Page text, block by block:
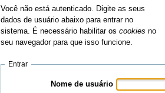
Você não está autenticado. Digite as seus
dados de usuário abaixo para entrar no
sistema. É necessário habilitar os cookies no
seu navegador para que isso funcione.
Entrar
Nome de usuário